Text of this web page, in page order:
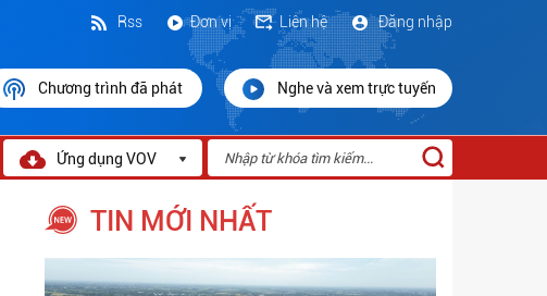
Đăng nhập
Liên hệ
Đơn vị
Rss
Chương trình đã phát Nghe và xem trực tuyến
Ứng dụng VOV
TIN MỚI NHẤT